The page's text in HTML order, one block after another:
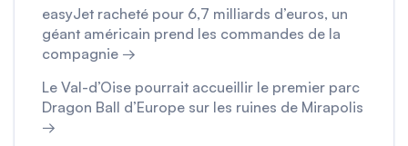
easyJet racheté pour 6,7 milliards d’euros, un
géant américain prend les commandes de la
compagnie →
Le Val-d’Oise pourrait accueillir le premier parc
Dragon Ball d’Europe sur les ruines de Mirapolis
→